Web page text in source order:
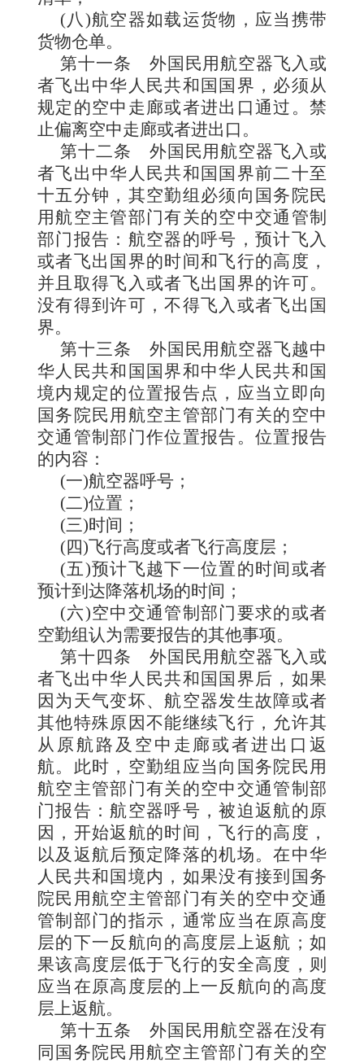
(八)航空器如载运货物，应当携带
货物仓单。
第十一条 外国民用航空器飞入或
者飞出中华人民共和国国界，必须从
规定的空中走廊或者进出口通过。禁
止偏离空中走廊或者进出口。
第十二条 外国民用航空器飞入或
者飞出中华人民共和国国界前二十至
十五分钟，其空勤组必须向国务院民
用航空主管部门有关的空中交通管制
部门报告：航空器的呼号，预计飞入
或者飞出国界的时间和飞行的高度，
并且取得飞入或者飞出国界的许可。
没有得到许可，不得飞入或者飞出国
界。
第十三条 外国民用航空器飞越中
华人民共和国国界和中华人民共和国
境内规定的位置报告点，应当立即向
国务院民用航空主管部门有关的空中
交通管制部门作位置报告。位置报告
的内容：
(一)航空器呼号；
(二)位置；
(三)时间；
(四)飞行高度或者飞行高度层；
(五)预计飞越下一位置的时间或者
预计到达降落机场的时间；
(六)空中交通管制部门要求的或者
空勤组认为需要报告的其他事项。
第十四条 外国民用航空器飞入或
者飞出中华人民共和国国界后，如果
因为天气变坏、航空器发生故障或者
其他特殊原因不能继续飞行，允许其
从原航路及空中走廊或者进出口返
航。此时，空勤组应当向国务院民用
航空主管部门有关的空中交通管制部
门报告：航空器呼号，被迫返航的原
因，开始返航的时间，飞行的高度，
以及返航后预定降落的机场。在中华
人民共和国境内，如果没有接到国务
院民用航空主管部门有关的空中交通
管制部门的指示，通常应当在原高度
层的下一反航向的高度层上返航；如
果该高度层低于飞行的安全高度，则
应当在原高度层的上一反航向的高度
层上返航。
第十五条 外国民用航空器在没有
同国务院民用航空主管部门有关的空